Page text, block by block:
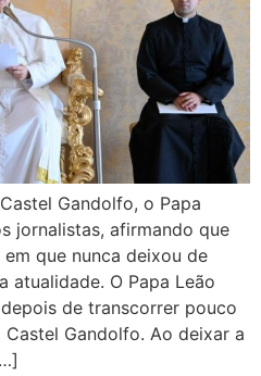
Gandolfo, o Papa
jornalistas, afirmando que
que nunca deixou de
atualidade. O Papa Leão
de transcorrer pouco
Castel Gandolfo. Ao deixar a